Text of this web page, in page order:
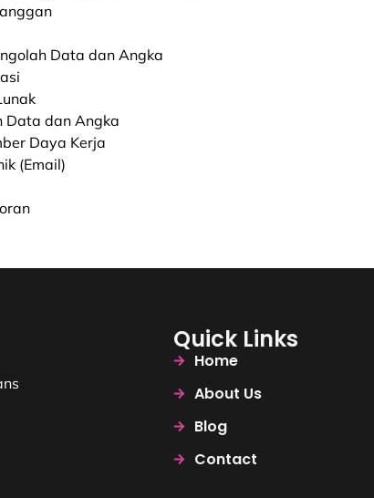
Data dan Angka
Data dan Angka
Daya Kerja
(Email)
Quick Links
Home
About Us
Blog
Contact